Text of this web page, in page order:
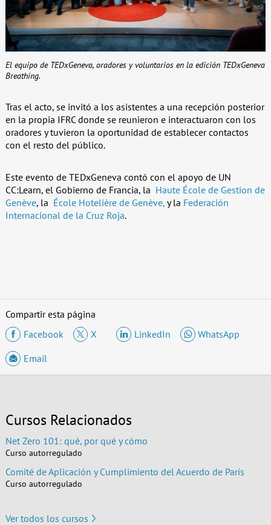
El equipo de TEDxGeneva, oradores y voluntarios en la edición TEDxGeneva
Breathing.
Tras el acto, se invitó a los asistentes a una recepción posterior
en la propia IFRC donde se reunieron e interactuaron con los
oradores y tuvieron la oportunidad de establecer contactos
con el resto del público.
Este evento de TEDxGeneva contó con el apoyo de UN
CC:Learn, el Gobierno de Francia, la Haute École de Gestion de
Genève, la École Hotelière de Genève,y la Federación
Internacional de la Cruz Roja.
Compartir esta página
Facebook
X LinkedIn
WhatsApp
Email
Cursos Relacionados
Net Zero 101: qué, por qué y cómo
Curso autorregulado
Comité de Aplicación y Cumplimiento del Acuerdo de París
Curso autorregulado
Ver todos los cursos